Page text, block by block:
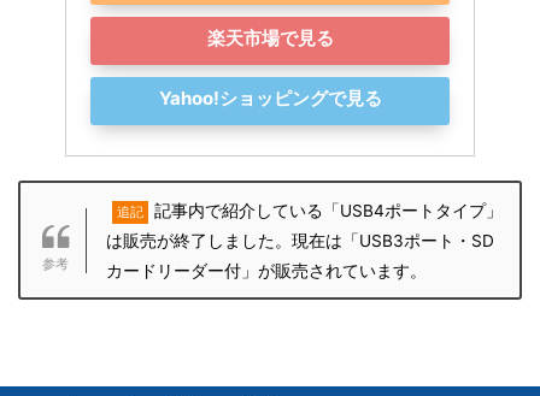
楽天市場で見る
Yahoo!ショッピングで見る
追記
記事内で紹介している「USB4ポートタイプ」
は販売が終了しました。現在は「USB3ポート・SD
カードリーダー付」が販売されています。